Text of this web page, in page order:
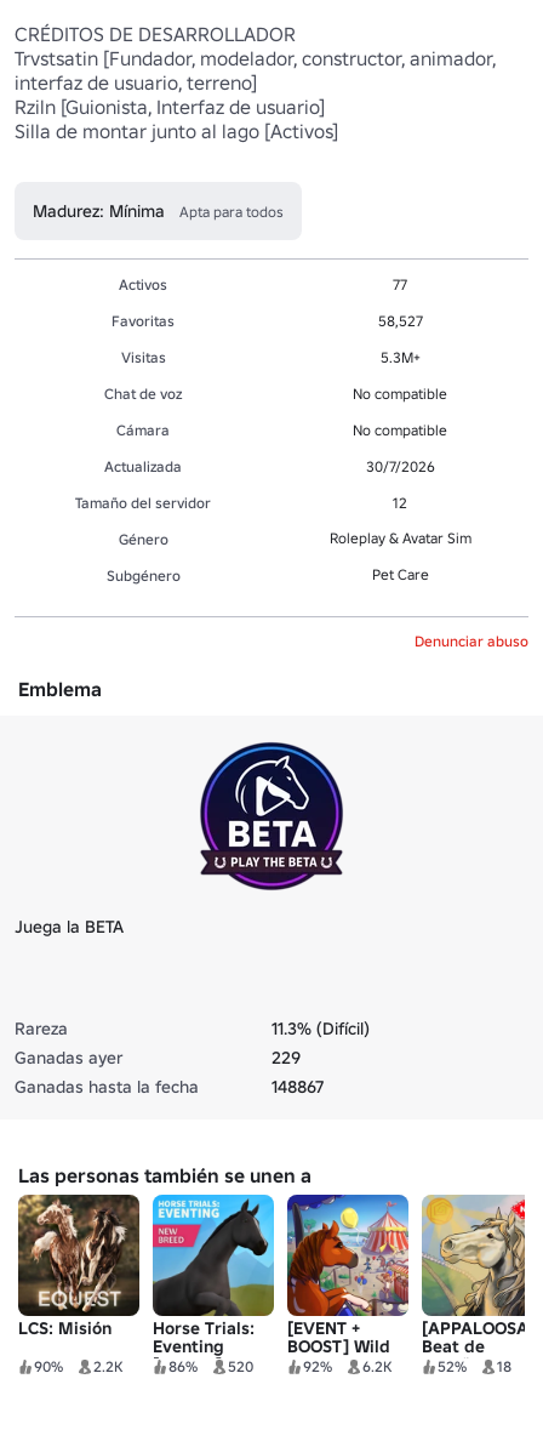
CRÉDITOS DE DESARROLLADOR
Trvstsatin [Fundador, modelador, constructor, animador,
interfaz de usuario, terreno]
Rziln [Guionista, Interfaz de usuario]
Silla de montar junto al lago [Activos]
Madurez: Mínima Apta para todos
Activos
77
Favoritas
58,527
Visitas
5.3M+
Chat de voz
No compatible
Cámara
No compatible
Actualizada
30/7/2026
Tamaño del servidor
12
Género
Roleplay & Avatar Sim
Subgénero Pet Care
Denunciar abuso
Emblema
Juega la BETA
Rareza
11.3% (Difícil)
Ganadas ayer
229
Ganadas hasta la fecha
148867
Las personas también se unen a
LCS: Misión
90% 2.2K
Horse Trials:
Eventing
[ALPHA]
86% 520
[EVENT +
BOOST] Wild
Horse Islands
92% 6.2K
[APPALOOSAS]
Beat de
pezuña
52% 18